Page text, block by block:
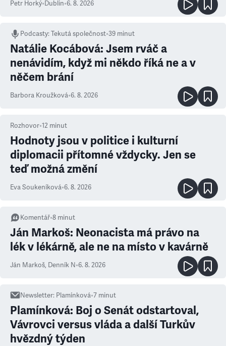
Petr Horký•Dublin•6. 8. 2026
Podcasty:Tekutá společnost•39 minut
Natálie Kocábová: Jsem rváč a
nenávidím, když mi někdo říká ne a v
něčem brání
Barbora Kroužková•6. 8. 2026
Rozhovor•12 minut
Hodnoty jsou v politice i kulturní
diplomacii přítomné vždycky. Jen se
teď možná změní
Eva Soukeníková•6. 8. 2026
Komentář•8 minut
Ján Markoš: Neonacista má právo na
lék v lékárně, ale ne na místo v kavárně
Ján Markoš, Denník N•6. 8. 2026
Newsletter: Plamínková•7 minut
Plamínková: Boj o Senát odstartoval,
Vávrovci versus vláda a další Turkův
hvězdný týden